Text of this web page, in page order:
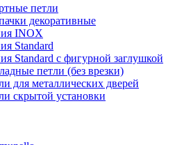
петли
декоративные
INOX
Standard
Standard с фигурной заглушкой
петли (без врезки)
для металлических дверей
скрытой установки